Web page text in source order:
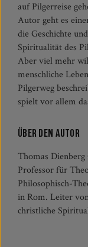
auf Pilgerreise
Autor geht es
die Geschichte und
Spiritualität des
Aber viel mehr
menschliche
Pilgerweg
spielt vor allem
festmacht,
Offenheit
Leben und dem Fremden -
eine Haltung, die
großen
gegenüber lebt
Menschen
Über den Autor
Thomas
Professor für
Philosophisch-
in Rom. Leiter
christliche